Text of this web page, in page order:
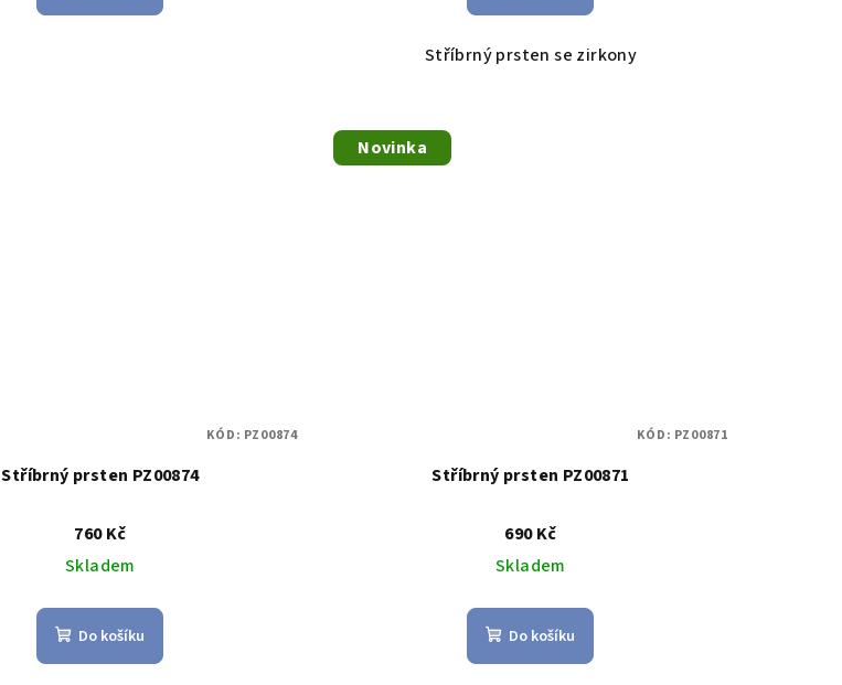
Stříbrný prsten se zirkony
Stříbrný prsten PZ00874
760 Kč
Skladem
Do košíku
KÓD: PZ00874
Novinka
Stříbrný prsten PZ00871
690 Kč
Skladem
Do košíku
KÓD: PZ00871